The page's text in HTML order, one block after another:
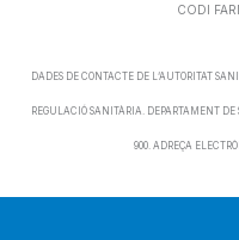
CODI
DADES DE CONTACTE DE L’AUTORITAT
REGULACIÓ SANITÀRIA. DEPARTAMENT
900. ADREÇA